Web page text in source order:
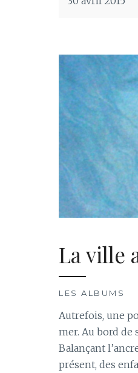
La ville
LES ALBUMS
Autrefois, une
mer. Au bord de
Balançant
présent, des